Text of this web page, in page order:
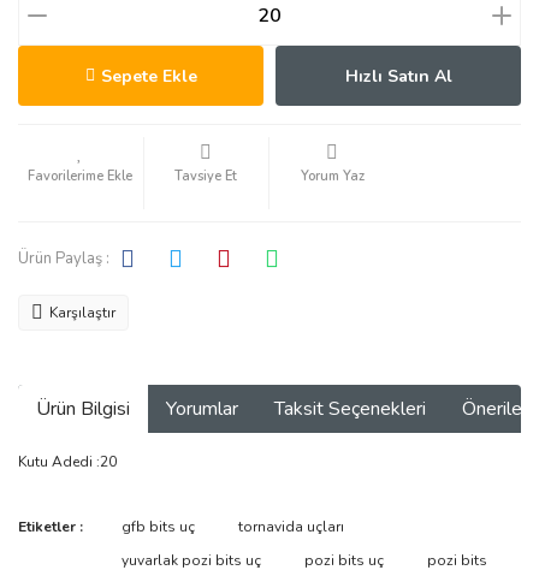
Sepete Ekle Hızlı Satın Al
Tavsiye Et Yorum Yaz
Ürün Paylaş :
Karşılaştır
Ürün Bilgisi Yorumlar Taksit Seçenekleri
Kutu Adedi :20
Bu ürüne ilk yorumu siz yapın!
Bu ürünün fiyat bilgisi, resim, ürün açıklamalarında ve diğer
tarafımıza iletebilirsiniz.
Etiketler : gfb bits uç
tornavida uçları
yuvarlak pozi bits uç
pozi bits uç
pozi bits